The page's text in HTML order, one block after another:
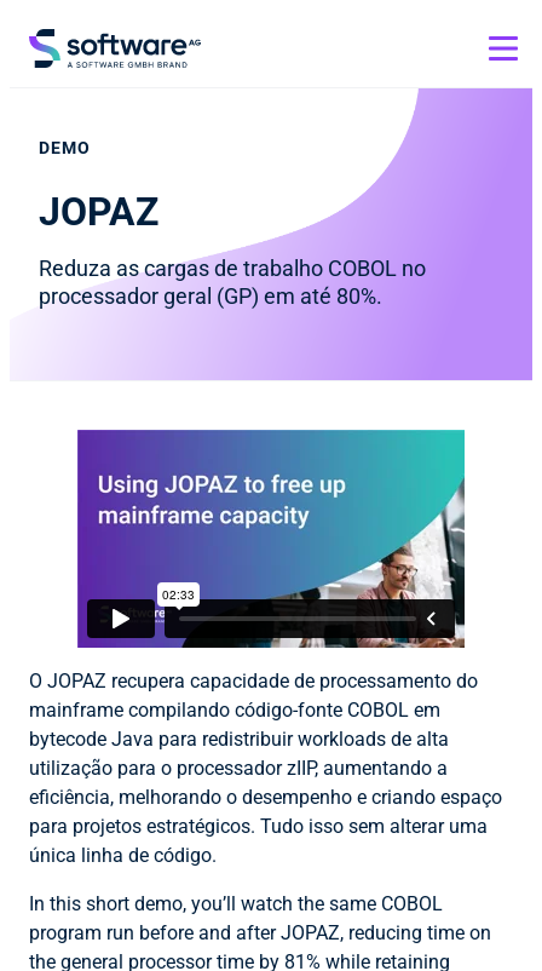
DEMO
JOPAZ
Reduza as cargas de trabalho COBOL no
processador geral (GP) em até 80%.
O JOPAZ recupera capacidade de processamento do
mainframe compilando código-fonte COBOL em
bytecode Java para redistribuir workloads de alta
utilização para o processador zIIP, aumentando a
eficiência, melhorando o desempenho e criando espaço
para projetos estratégicos. Tudo isso sem alterar uma
única linha de código.
In this short demo, you’ll watch the same COBOL
program run before and after JOPAZ, reducing time on
the general processor time by 81% while retaining